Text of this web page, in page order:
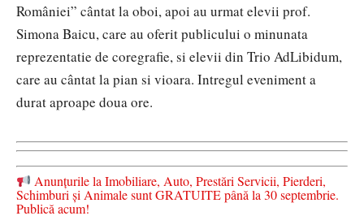
României” cântat la oboi, apoi au urmat elevii prof.
Simona Baicu, care au oferit publicului o minunata
reprezentatie de coregrafie, si elevii din Trio AdLibidum,
care au cântat la pian si vioara. Intregul eveniment a
durat aproape doua ore.
Anunțurile la Imobiliare, Auto, Prestări Servicii, Pierderi,
Schimburi și Animale sunt GRATUITE până la 30 septembrie.
Publică acum!